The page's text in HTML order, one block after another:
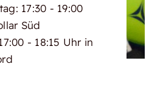
17:30 - 19:00
Süd
- 18:15 Uhr in